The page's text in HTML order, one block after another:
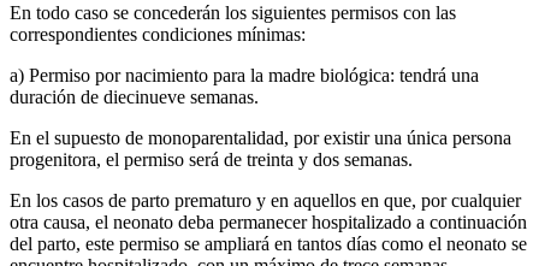
En todo caso se concederán los siguientes permisos con las
correspondientes condiciones mínimas:
a) Permiso por nacimiento para la madre biológica: tendrá una
duración de diecinueve semanas.
En el supuesto de monoparentalidad, por existir una única persona
progenitora, el permiso será de treinta y dos semanas.
En los casos de parto prematuro y en aquellos en que, por cualquier
otra causa, el neonato deba permanecer hospitalizado a continuación
del parto, este permiso se ampliará en tantos días como el neonato se